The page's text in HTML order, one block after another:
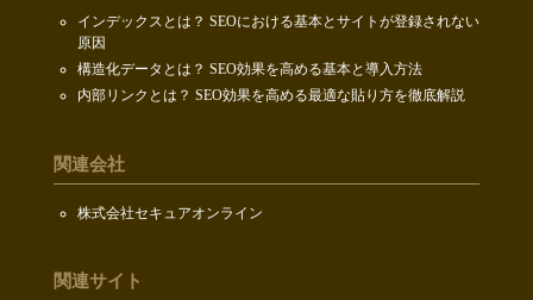
インデックスとは？ SEOにおける基本とサイトが登録されない
原因
構造化データとは？ SEO効果を高める基本と導入方法
内部リンクとは？ SEO効果を高める最適な貼り方を徹底解説
関連会社
株式会社セキュアオンライン
関連サイト